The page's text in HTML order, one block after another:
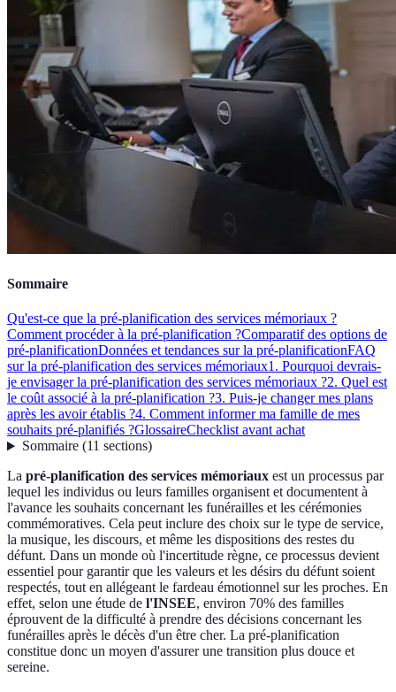
Sommaire
Qu'est-ce que la pré-planification des services mémoriaux ?
Comment procéder à la pré-planification ?Comparatif des options de
pré-planificationDonnées et tendances sur la pré-planificationFAQ
sur la pré-planification des services mémoriaux1. Pourquoi devrais-
je envisager la pré-planification des services mémoriaux ?2. Quel est
le coût associé à la pré-planification ?3. Puis-je changer mes plans
après les avoir établis ?4. Comment informer ma famille de mes
souhaits pré-planifiés ?GlossaireChecklist avant achat
Sommaire(11 sections)
La pré-planification des services mémoriaux est un processus par
lequel les individus ou leurs familles organisent et documentent à
l'avance les souhaits concernant les funérailles et les cérémonies
commémoratives. Cela peut inclure des choix sur le type de service,
la musique, les discours, et même les dispositions des restes du
défunt. Dans un monde où l'incertitude règne, ce processus devient
essentiel pour garantir que les valeurs et les désirs du défunt soient
respectés, tout en allégeant le fardeau émotionnel sur les proches. En
effet, selon une étude de l'INSEE, environ 70% des familles
éprouvent de la difficulté à prendre des décisions concernant les
funérailles après le décès d'un être cher. La pré-planification
constitue donc un moyen d'assurer une transition plus douce et
sereine.